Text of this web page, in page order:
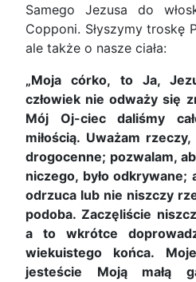
Samego Jezusa do
Copponi. Słyszymy troskę
ale także o nasze ciała:
„Moja córko, to Ja,
człowiek nie odważy się
Mój Oj-ciec daliśmy
miłością. Uważam
drogocenne; pozwalam,
niczego, było odkrywane;
odrzuca lub nie niszczy
podoba. Zaczęliście
a to wkrótce
wiekuistego końca.
jesteście Moją małą